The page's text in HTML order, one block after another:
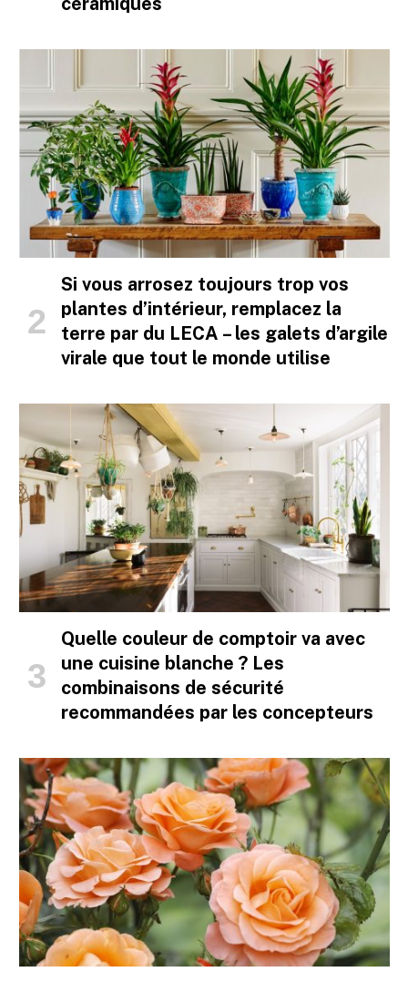
Si vous arrosez toujours trop vos
plantes d’intérieur, remplacez la
terre par du LECA – les galets d’argile
virale que tout le monde utilise
Quelle couleur de comptoir va avec
une cuisine blanche ? Les
combinaisons de sécurité
recommandées par les concepteurs